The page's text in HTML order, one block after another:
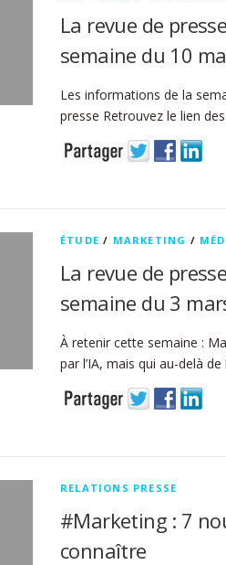
La revue de
semaine du 10
Les informations de la
presse Retrouvez le lien
ÉTUDE / MARKETING /
La revue de
semaine du 3
À retenir cette semaine :
par l’IA, mais qui au-delà
RELATIONS PRESSE
#Marketing : 7
connaître